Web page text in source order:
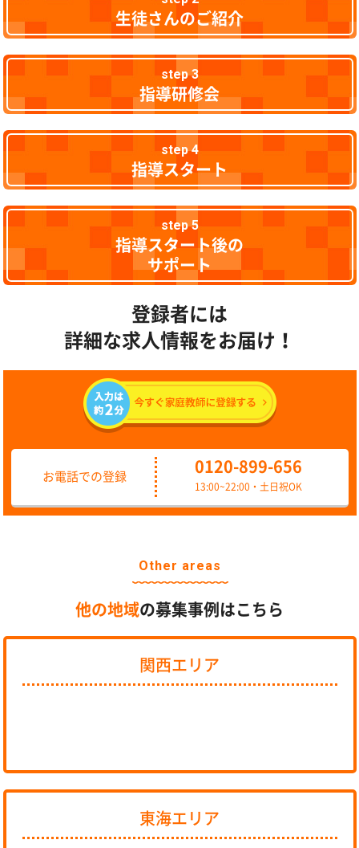
生徒さんのご紹介
step 3
指導研修会
step 4
指導スタート
step 5
指導スタート後の
サポート
登録者には
詳細な求人情報をお届け！
お電話での登録
0120-899-656
13:00~22:00・土日祝OK
Other areas
他の地域の募集事例はこちら
関西エリア
東海エリア